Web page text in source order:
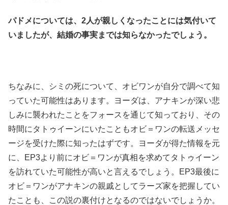
パドメについては、2人が親しくなったことには気付いて
いましたが、結婚の事実までは知らなかったでしょう。
ちなみに、シミの死について、オビワンが自分で調べて知
っていた可能性はあります。ヨーダは、アナキンが深い悲
しみに襲われたことをフォースを通じて知っており、その
時間にタトゥイーンにいたこともオビ＝ワンの転送メッセ
ージを受けた際に知ったはずです。ヨーダが得た情報を元
に、EP3より前にオビ＝ワンが真相を求めてタトゥイーン
を訪れていた可能性が高いと言えるでしょう。EP3最後に
オビ＝ワンがアナキンの親戚としてラーズ家を把握してい
たことも、この説の裏付けとなるのではないでしょうか。